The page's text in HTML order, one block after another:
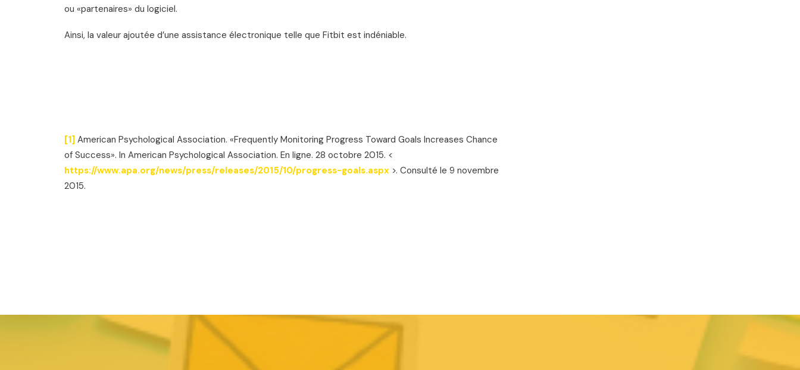
ou «partenaires» du logiciel.
Ainsi, la valeur ajoutée d’une assistance électronique telle que Fitbit est indéniable.
[1] American Psychological Association. «Frequently Monitoring Progress Toward Goals Increases Chance
of Success». In American Psychological Association. En ligne. 28 octobre 2015. <
https://www.apa.org/news/press/releases/2015/10/progress-goals.aspx >. Consulté le 9 novembre
2015.